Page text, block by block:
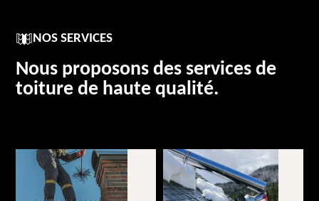
NOS SERVICES
Nous proposons des services de
toiture de haute qualité.